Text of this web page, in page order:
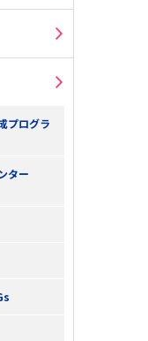
プログラ
ター